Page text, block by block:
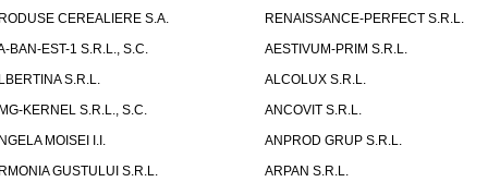
CEREALIERE S.A.
RENAISSANCE-PERFECT S.R.L.
BAN-EST-1 S.R.L., S.C.
AESTIVUM-PRIM S.R.L.
S.R.L.
ALCOLUX S.R.L.
KERNEL S.R.L., S.C.
ANCOVIT S.R.L.
MOISEI I.I.
ANPROD GRUP S.R.L.
GUSTULUI S.R.L.
ARPAN S.R.L.